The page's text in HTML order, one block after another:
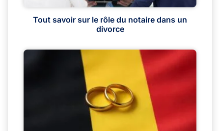
Tout savoir sur le rôle du notaire dans un
divorce